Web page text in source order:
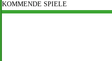
KOMMENDE SPIELE